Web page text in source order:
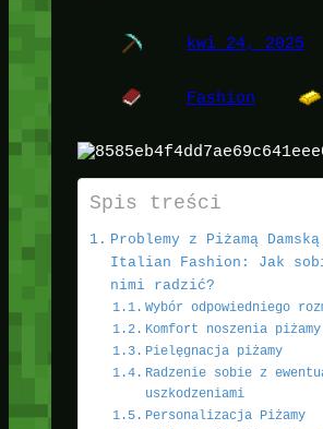
kwi 24, 2025
Fashion
Spis treści
Problemy z Piżamą
Italian Fashion: Jak
nimi radzić?
Wybór odpowiedniego
Komfort noszenia piżamy
Pielęgnacja piżamy
Radzenie sobie z
uszkodzeniami
Personalizacja Piżamy